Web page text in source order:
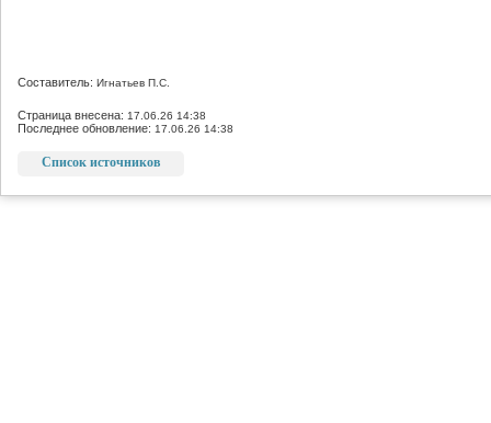
Составитель: Игнатьев П.С.
Страница внесена: 17.06.26 14:38
Последнее обновление: 17.06.26 14:38
Список источников